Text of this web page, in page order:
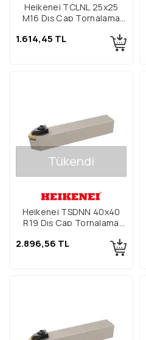
Heikenei TCLNL 25x25
M16 Dış Çap Tornalama
1.614,45 TL
Tükendi
Heikenei TSDNN 40x40
R19 Dış Çap Tornalama
2.896,56 TL